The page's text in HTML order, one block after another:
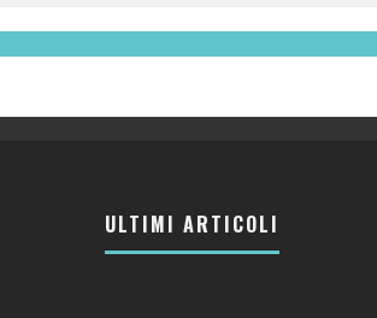
ULTIMI ARTICOLI